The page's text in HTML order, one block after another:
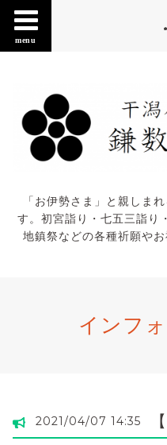
menu
「お伊勢さま」と親しま
す。初宮詣り・七五三詣り
地鎮祭などの各種祈願や
インフ
2021/04/07 14:35